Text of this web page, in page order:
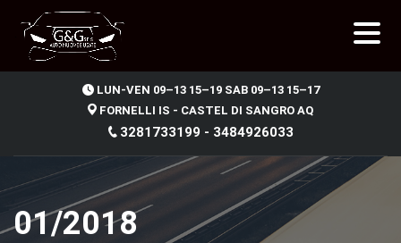
LUN-VEN 09–13 15–19 SAB 09–13 15–17
FORNELLI IS - CASTEL DI SANGRO AQ
3281733199 - 3484926033
01/2018